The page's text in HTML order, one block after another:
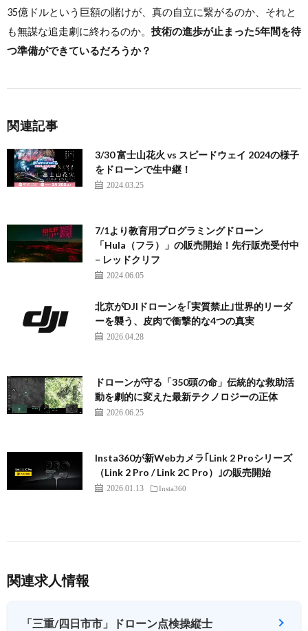
35億ドルという巨額の賭けが、真の自立に繋がるのか、それと
も無謀な追走劇に終わるのか。 技術の進歩が止まった5年間を待
つ準備ができているだろうか？
関連記事
3/30 富士山花火 vs スピードウェイ 2024の様子
をドローンで生中継！
2024.03.25
7/1より教育用プログラミングドローン
「Hula（フラ）」の販売開始！先行販売受付中
– レッドクリフ
2024.06.05
北京がDJIドローンを｢実質禁止｣世界的リーダ
ーを襲う、皮肉で衝撃的な4つの真実
2026.04.28
ドローンが守る「350頭の命」伝統的な救助活
動を劇的に変えた最新テクノロジーの正体
2026.06.25
Insta360が新Webカメラ｢Link 2 Proシリーズ
（Link 2 Pro / Link 2C Pro）｣の販売開始
2026.01.13 Insta360
関連求人情報
「三重/四日市市」ドローン点検操縦士